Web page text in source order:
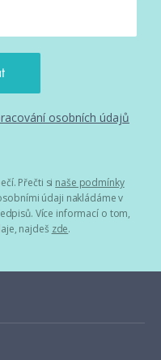
osobních údajů
Přečti si naše podmínky
údaji nakládáme v
Více informací o tom,
najdeš zde.